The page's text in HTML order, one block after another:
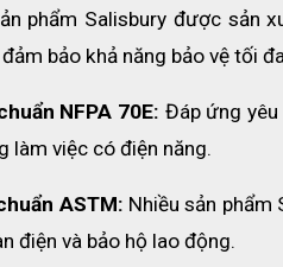
nổi bật của bộ
áo chống hồ quang điện
giúp bảo vệ người mặc khỏi các
cơ hồ quang lớn.
đáp ứng đầy đủ các tiêu chuẩn
trường làm việc điện áp cao.
bộ đồ còn được trang bị đầy đủ
phẩm Salisbury được sản
bảo khả năng bảo vệ tối
NFPA 70E: Đáp ứng
làm việc có điện năng.
ASTM: Nhiều sản phẩm
điện và bảo hộ lao động.